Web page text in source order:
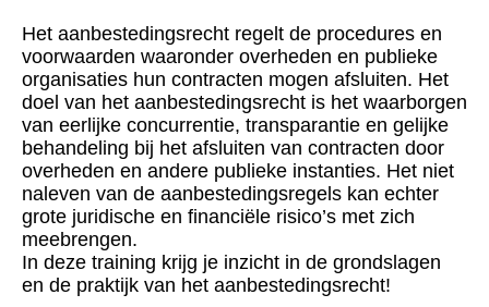
Het aanbestedingsrecht regelt de procedures en
voorwaarden waaronder overheden en publieke
organisaties hun contracten mogen afsluiten. Het
doel van het aanbestedingsrecht is het waarborgen
van eerlijke concurrentie, transparantie en gelijke
behandeling bij het afsluiten van contracten door
overheden en andere publieke instanties. Het niet
naleven van de aanbestedingsregels kan echter
grote juridische en financiële risico’s met zich
meebrengen.
In deze training krijg je inzicht in de grondslagen
en de praktijk van het aanbestedingsrecht!